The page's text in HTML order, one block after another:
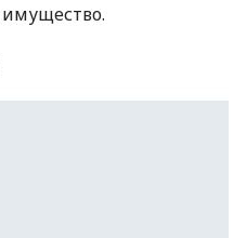
имущество.